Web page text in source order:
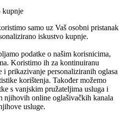
kupnje
samo uz Vaš osobni pristanak
iskustvo kupnje.
podatke o našim korisnicima,
Koristimo ih za kontinuiranu
i prikazivanje personaliziranih oglasa
korištenja. Također možemo
s vanjskim pružateljima usluga i
njihovih online oglašivačkih kanala
usluge.